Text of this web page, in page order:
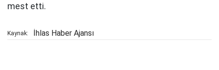
mest etti.
Kaynak: İhlas Haber Ajansı